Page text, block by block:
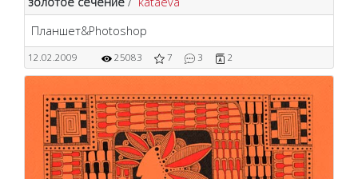
Планшет&Photoshop
12.02.2009 25083 7 3 2